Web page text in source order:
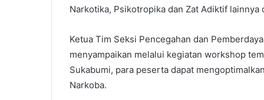
Narkotika, Psikotropika dan Zat Adiktif lainnya
Ketua Tim Seksi Pencegahan dan
menyampaikan melalui kegiatan workshop
Sukabumi, para peserta dapat
Narkoba.